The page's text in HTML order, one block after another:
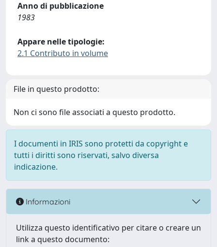
Anno di pubblicazione
1983
Appare nelle tipologie:
2.1 Contributo in volume
File in questo prodotto:
Non ci sono file associati a questo prodotto.
I documenti in IRIS sono protetti da copyright e
tutti i diritti sono riservati, salvo diversa
indicazione.
Informazioni
Utilizza questo identificativo per citare o creare un
link a questo documento: